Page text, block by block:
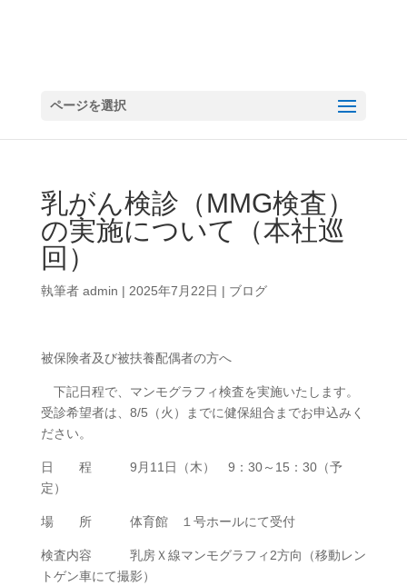
ページを選択
乳がん検診（MMG検査）
の実施について（本社巡
回）
執筆者 admin | 2025年7月22日 | ブログ
被保険者及び被扶養配偶者の方へ
下記日程で、マンモグラフィ検査を実施いたします。
受診希望者は、8/5（火）までに健保組合までお申込みく
ださい。
日 程 9月11日（木） 9：30～15：30（予
定）
場 所 体育館 １号ホールにて受付
検査内容 乳房Ｘ線マンモグラフィ2方向（移動レン
トゲン車にて撮影）